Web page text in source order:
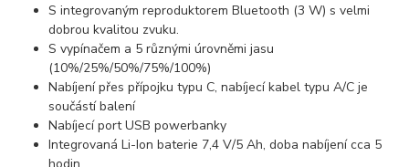
S integrovaným reproduktorem Bluetooth (3 W) s velmi
dobrou kvalitou zvuku.
S vypínačem a 5 různými úrovněmi jasu
(10%/25%/50%/75%/100%)
Nabíjení přes přípojku typu C, nabíjecí kabel typu A/C je
součástí balení
Nabíjecí port USB powerbanky
Integrovaná Li-Ion baterie 7,4 V/5 Ah, doba nabíjení cca 5